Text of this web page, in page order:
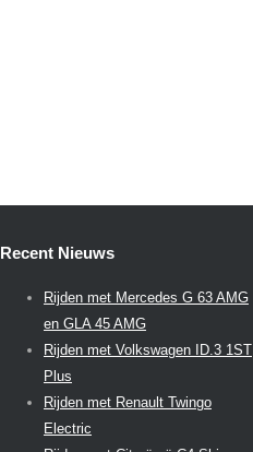
Recent Nieuws
Rijden met Mercedes G 63 AMG
en GLA 45 AMG
Rijden met Volkswagen ID.3 1ST
Plus
Rijden met Renault Twingo
Electric